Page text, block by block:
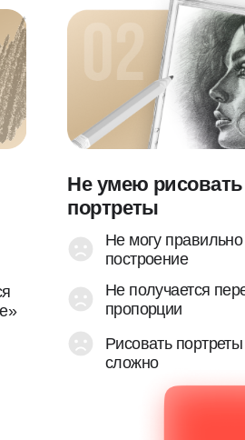
Не могу правильно сделать
Не получается перенести
пропорции
Рисовать портреты очень
сложно